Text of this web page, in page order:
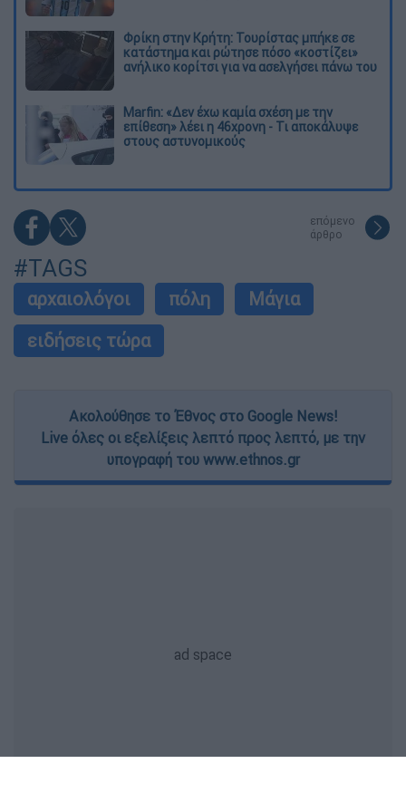
Φρίκη στην Κρήτη: Τουρίστας μπήκε σε
κατάστημα και ρώτησε πόσο «κοστίζει»
ανήλικο κορίτσι για να ασελγήσει πάνω του
Marfin: «Δεν έχω καμία σχέση με την
επίθεση» λέει η 46χρονη - Τι αποκάλυψε
στους αστυνομικούς
επόμενο
άρθρο
#TAGS
αρχαιολόγοι πόλη
Μάγια
ειδήσεις τώρα
Ακολούθησε το Έθνος στο Google News!
Live όλες οι εξελίξεις λεπτό προς λεπτό, με την
υπογραφή του www.ethnos.gr